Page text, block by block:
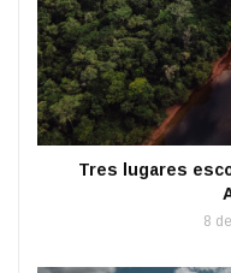
Tres lugares
8